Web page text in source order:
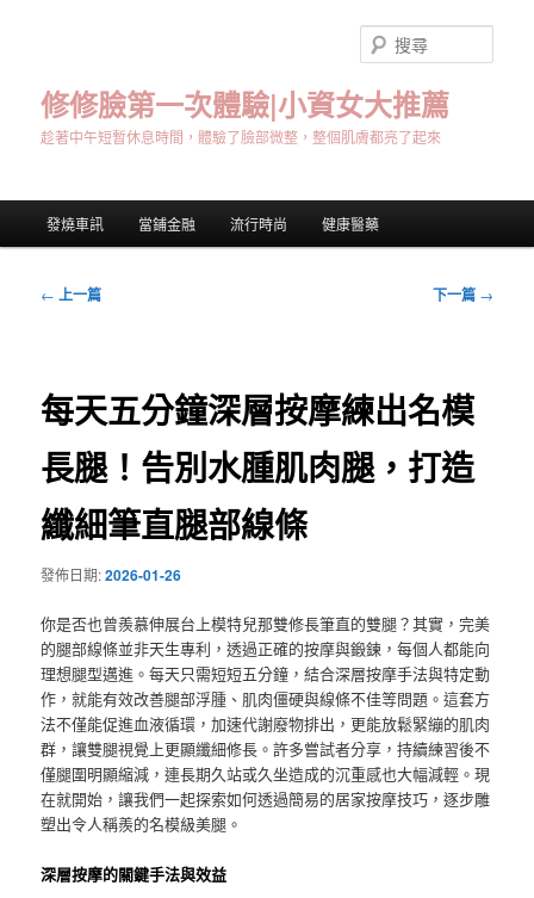
修修臉第一次體驗|小資女大推薦
趁著中午短暫休息時間，體驗了臉部微整，整個肌膚都亮了起來
尋
發燒車訊 當鋪金融 流行時尚 健康醫藥
文
← 上一篇 下一篇 →
每天五分鐘深層按摩練出名模
長腿！告別水腫肌肉腿，打造
纖細筆直腿部線條
發佈日期:2026-01-26
你是否也曾羨慕伸展台上模特兒那雙修長筆直的雙腿？其實，完美
的腿部線條並非天生專利，透過正確的按摩與鍛鍊，每個人都能向
理想腿型邁進。每天只需短短五分鐘，結合深層按摩手法與特定動
作，就能有效改善腿部浮腫、肌肉僵硬與線條不佳等問題。這套方
法不僅能促進血液循環，加速代謝廢物排出，更能放鬆緊繃的肌肉
群，讓雙腿視覺上更顯纖細修長。許多嘗試者分享，持續練習後不
僅腿圍明顯縮減，連長期久站或久坐造成的沉重感也大幅減輕。現
在就開始，讓我們一起探索如何透過簡易的居家按摩技巧，逐步雕
塑出令人稱羨的名模級美腿。
深層按摩的關鍵手法與效益